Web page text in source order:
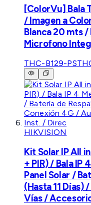
[ColorVu] Bala
/ Imagen a
Blanca 20 mts
Microfono
THC-B129-PS
HIKVISION
Kit Solar IP All
+ PIR) / Bala IP
Panel Solar /
(Hasta 11 Días)
Vías /